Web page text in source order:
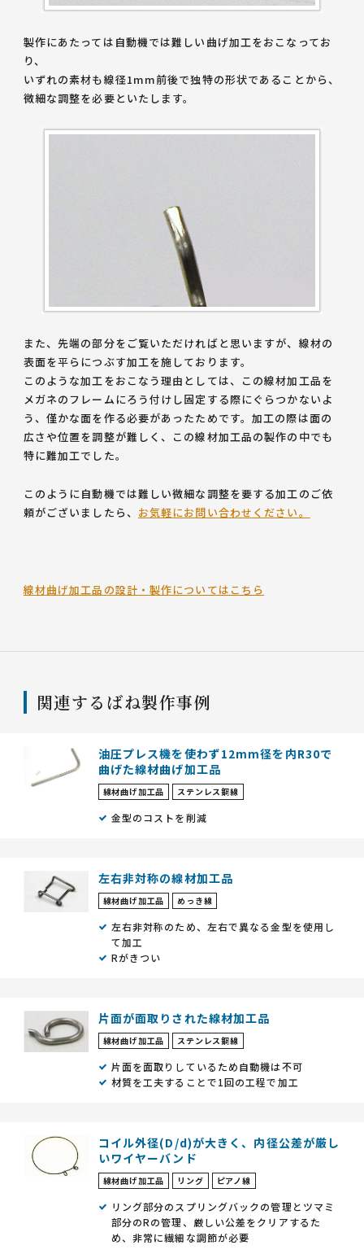
製作にあたっては 自動機では難しい曲げ加工をおこなってお
り、
いずれの素材も線径1mm前後で独特の形状であることから、
微細な調整を必要といたします。
また、先端の部分をご覧いただければと思いますが、 線材の
表面を平らにつぶす加工を施しております。
このような加工をおこなう理由としては、この線材加工品を
メガネのフレームにろう付けし固定する際にぐらつかないよ
う、僅かな面を作る必要があったためです。加工の際は面の
広さや位置を調整が難しく、この線材加工品の製作の中でも
特に難加工でした。
このように自動機では難しい微細な調整を要する加工のご依
頼がございましたら、 お気軽にお問い合わせください。
線材曲げ加工品の設計・製作についてはこちら
関連するばね製作事例
油圧プレス機を使わず12mm径を内R30で
曲げた線材曲げ加工品
線材曲げ加工品 ステンレス鋼線
金型のコストを削減
左右非対称の線材加工品
線材曲げ加工品 めっき線
左右非対称のため、左右で異なる金型を使用し
て加工
Rがきつい
片面が面取りされた線材加工品
線材曲げ加工品 ステンレス鋼線
片面を面取りしているため自動機は不可
材質を工夫することで1回の工程で加工
コイル外径(D/d)が大きく、内径公差が厳し
いワイヤーバンド
線材曲げ加工品 リング ピアノ線
リング部分のスプリングバックの管理とツマミ
部分のRの管理、厳しい公差をクリアするた
め、非常に繊細な調節が必要